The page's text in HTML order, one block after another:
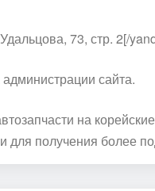
73, стр. 2[/
сайта.
на
получения более